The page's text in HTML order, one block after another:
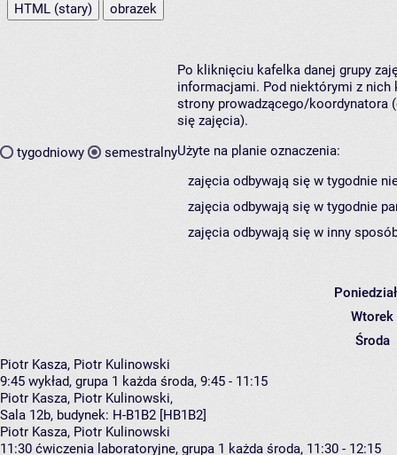
HTML (stary)
obrazek
tygodniowy semestralny
Po kliknięciu kafelka danej grupy
informacjami. Pod niektórymi z nich
strony prowadzącego/koordynatora
się zajęcia).
Użyte na planie oznaczenia:
zajęcia odbywają się w tygodnie
zajęcia odbywają się w tygodnie
zajęcia odbywają się w inny
Wtorek
Środa
Piotr Kasza, Piotr Kulinowski
9:45 wykład, grupa 1 każda środa, 9:45 - 11:15
Piotr Kasza, Piotr Kulinowski,
Sala 12b, budynek: H-B1B2 [HB1B2]
Piotr Kasza, Piotr Kulinowski
11:30 ćwiczenia laboratoryjne, grupa 1 każda środa, 11:30 - 12:15